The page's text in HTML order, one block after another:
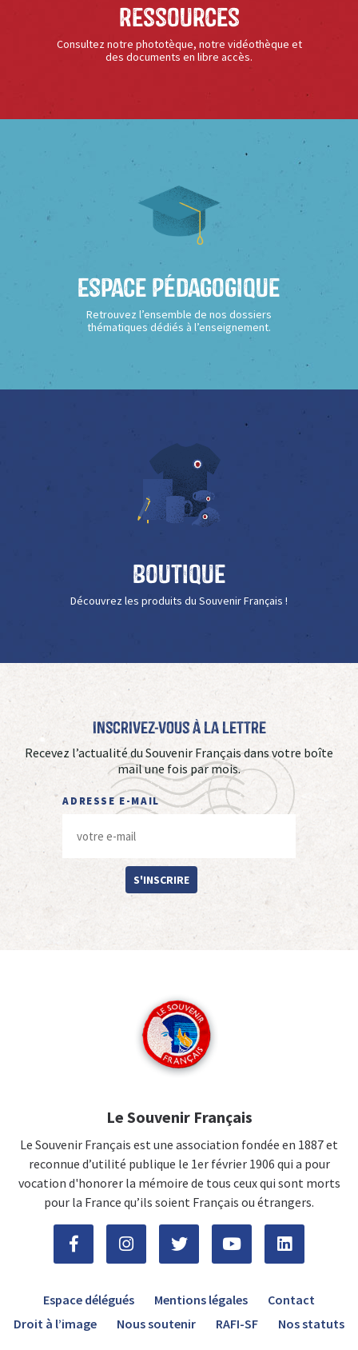
Ressources
Consultez notre phototèque, notre vidéothèque et
des documents en libre accès.
Espace Pédagogique
Retrouvez l’ensemble de nos dossiers
thématiques dédiés à l’enseignement.
Boutique
Découvrez les produits du Souvenir Français !
Inscrivez-vous à La Lettre
Recevez l’actualité du Souvenir Français dans votre boîte
mail une fois par mois.
ADRESSE E-MAIL
S'INSCRIRE
Le Souvenir Français
Le Souvenir Français est une association fondée en 1887 et
reconnue d’utilité publique le 1er février 1906 qui a pour
vocation d'honorer la mémoire de tous ceux qui sont morts
pour la France qu’ils soient Français ou étrangers.
Espace délégués Mentions légales
Contact
Droit à l’image
Nous soutenir RAFI-SF Nos statuts